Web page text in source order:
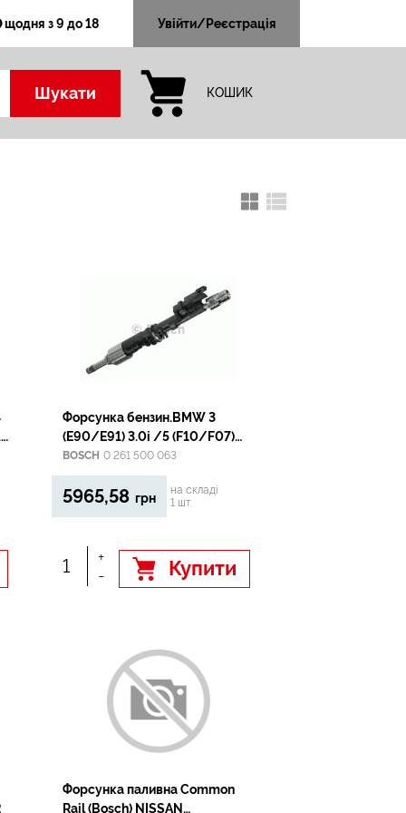
щодня з 9 до 18 Увійти/Реєстрація
Шукати КОШИК
Форсунка бензин.BMW 3
(E90/E91) 3.0i /5 (F10/F07)
3.0 /X5 (E70) 3.0/X6 (E71/E72)
3.0
BOSCH 0 261 500 063
5965,58 грн
на складі
1 шт.
+
-
Купити
Форсунка паливна Common
Rail (Bosch) NISSAN